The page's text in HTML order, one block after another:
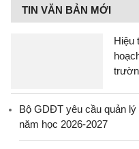
TIN VĂN BẢN MỚI
Hiệu
Bộ GDĐT yêu cầu quản
năm học 2026-2027